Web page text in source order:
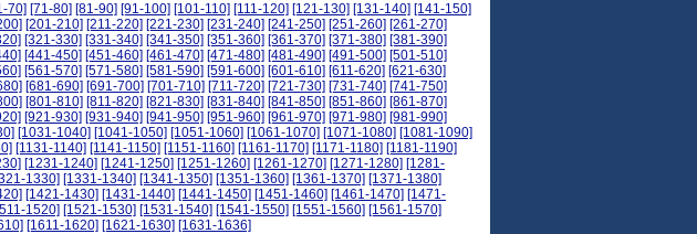
70] [71-80] [81-90] [91-100] [101-110] [111-120] [121-130] [131-140] [141-150]
[201-210] [211-220] [221-230] [231-240] [241-250] [251-260] [261-270]
[321-330] [331-340] [341-350] [351-360] [361-370] [371-380] [381-390]
[441-450] [451-460] [461-470] [471-480] [481-490] [491-500] [501-510]
[561-570] [571-580] [581-590] [591-600] [601-610] [611-620] [621-630]
[681-690] [691-700] [701-710] [711-720] [721-730] [731-740] [741-750]
[801-810] [811-820] [821-830] [831-840] [841-850] [851-860] [861-870]
[921-930] [931-940] [941-950] [951-960] [961-970] [971-980] [981-990]
[1031-1040] [1041-1050] [1051-1060] [1061-1070] [1071-1080] [1081-1090]
[1131-1140] [1141-1150] [1151-1160] [1161-1170] [1171-1180] [1181-1190]
[1231-1240] [1241-1250] [1251-1260] [1261-1270] [1271-1280] [1281-
1330] [1331-1340] [1341-1350] [1351-1360] [1361-1370] [1371-1380]
[1421-1430] [1431-1440] [1441-1450] [1451-1460] [1461-1470] [1471-
1520] [1521-1530] [1531-1540] [1541-1550] [1551-1560] [1561-1570]
[1611-1620] [1621-1630] [1631-1636]